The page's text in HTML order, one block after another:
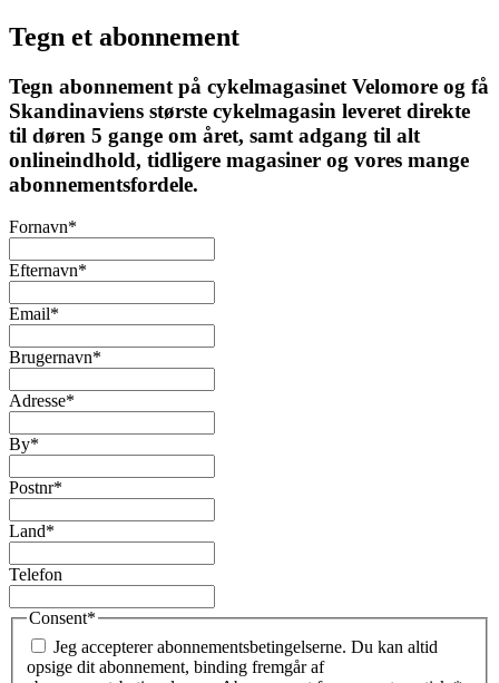
Tegn et abonnement
Tegn abonnement på cykelmagasinet Velomore og få
Skandinaviens største cykelmagasin leveret direkte
til døren 5 gange om året, samt adgang til alt
onlineindhold, tidligere magasiner og vores mange
abonnementsfordele.
Fornavn*
Efternavn*
Email*
Brugernavn*
Adresse*
By*
Postnr*
Land*
Telefon
Consent*
Jeg accepterer abonnementsbetingelserne. Du kan altid
opsige dit abonnement, binding fremgår af